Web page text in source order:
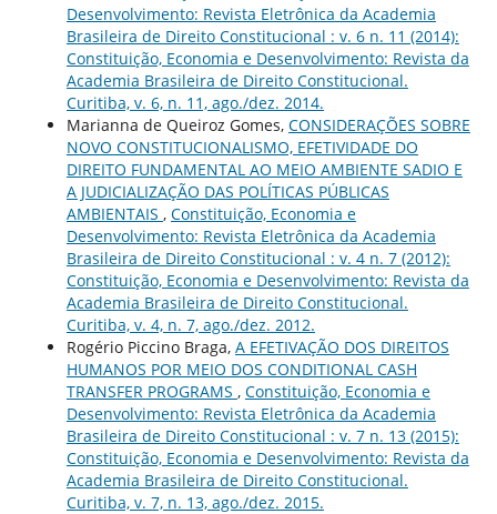
Desenvolvimento: Revista Eletrônica da Academia
Brasileira de Direito Constitucional : v. 6 n. 11 (2014):
Constituição, Economia e Desenvolvimento: Revista da
Academia Brasileira de Direito Constitucional.
Curitiba, v. 6, n. 11, ago./dez. 2014.
Marianna de Queiroz Gomes, CONSIDERAÇÕES SOBRE
NOVO CONSTITUCIONALISMO, EFETIVIDADE DO
DIREITO FUNDAMENTAL AO MEIO AMBIENTE SADIO E
A JUDICIALIZAÇÃO DAS POLÍTICAS PÚBLICAS
AMBIENTAIS , Constituição, Economia e
Desenvolvimento: Revista Eletrônica da Academia
Brasileira de Direito Constitucional : v. 4 n. 7 (2012):
Constituição, Economia e Desenvolvimento: Revista da
Academia Brasileira de Direito Constitucional.
Curitiba, v. 4, n. 7, ago./dez. 2012.
Rogério Piccino Braga, A EFETIVAÇÃO DOS DIREITOS
HUMANOS POR MEIO DOS CONDITIONAL CASH
TRANSFER PROGRAMS , Constituição, Economia e
Desenvolvimento: Revista Eletrônica da Academia
Brasileira de Direito Constitucional : v. 7 n. 13 (2015):
Constituição, Economia e Desenvolvimento: Revista da
Academia Brasileira de Direito Constitucional.
Curitiba, v. 7, n. 13, ago./dez. 2015.